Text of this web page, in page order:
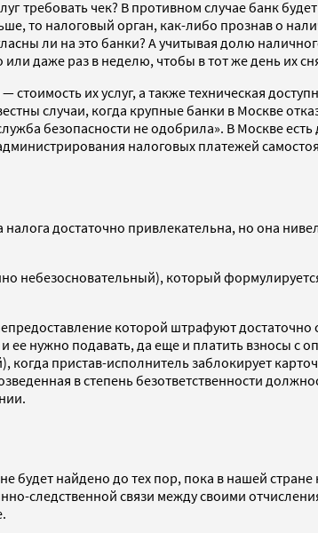
требовать чек? В противном случае банк
то налоговый орган, как-либо прознав о
ли на это банки? А учитывая долю
даже раз в неделю, чтобы в тот же день их
их услуг, а также техническая
случаи, когда крупные банки в Москве
безопасности не одобрила». В Москве
налоговых платежей
достаточно привлекательна, но она
небезосновательный), который
которой штрафуют
ее нужно подавать, да еще и платить взносы
когда пристав-исполнитель заблокирует
в степень безответственности
найдено до тех пор, пока в нашей
следственной связи между своими